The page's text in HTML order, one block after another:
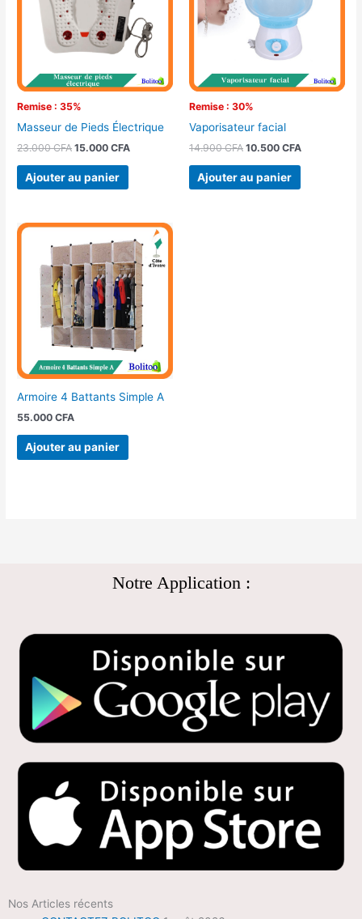
Remise : 35%
Masseur de Pieds Électrique
23.000CFA 15.000CFA
Ajouter au panier
Remise : 30%
Vaporisateur facial
14.900CFA 10.500 CFA
Ajouter au panier
Armoire 4 Battants Simple A
55.000CFA
Ajouter au panier
Notre Application :
Nos Articles récents